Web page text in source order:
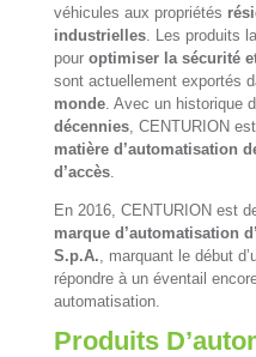
véhicules aux propriétés
industrielles. Les produits
pour optimiser la sécurité
sont actuellement exportés
monde. Avec un historique
décennies, CENTURION est
matière d’automatisation
d’accès.
En 2016, CENTURION est
marque d’automatisation
S.p.A. , marquant le début
répondre à un éventail
automatisation.
Produits